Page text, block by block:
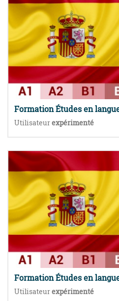
Formation Études en
Utilisateurexpérimenté
Formation Études en
Utilisateurexpérimenté